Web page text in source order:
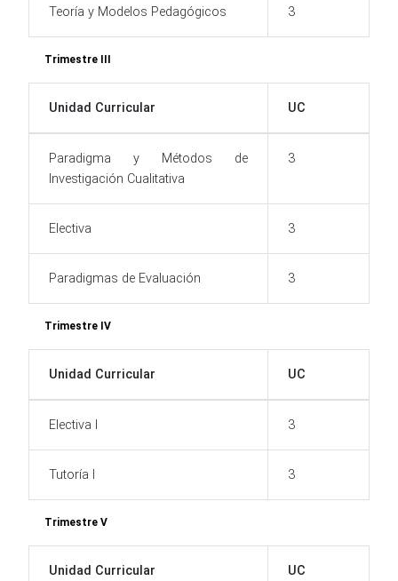
Teoría y Modelos Pedagógicos 3
Trimestre III
Unidad Curricular UC
Paradigma y Métodos de
Investigación Cualitativa
3
Electiva 3
Paradigmas de Evaluación 3
Trimestre IV
Unidad Curricular UC
Electiva I 3
Tutoría I 3
Trimestre V
Unidad Curricular UC